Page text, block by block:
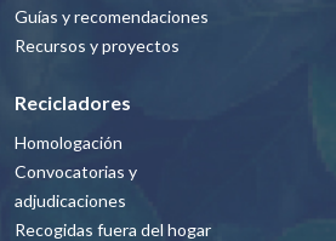
Guías y recomendaciones
Recursos y proyectos
Recicladores
Homologación
Convocatorias y
adjudicaciones
Recogidas fuera del hogar